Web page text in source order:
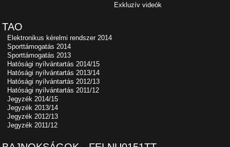
Exkluzív videók
TAO
Elektronikus kérelmi rendszer 2014
Sporttámogatás 2014
Sporttámogatás 2013
Hatósági nyílvántartás 2014/15
Hatósági nyílvántartás 2013/14
Hatósági nyílvántartás 2012/13
Hatósági nyílvántartás 2011/12
Jegyzék 2014/15
Jegyzék 2013/14
Jegyzék 2012/13
Jegyzék 2011/12